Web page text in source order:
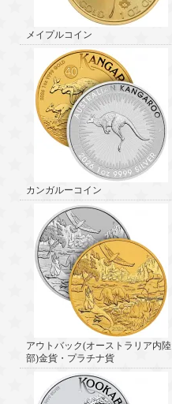
メイプルコイン
カンガルーコイン
アウトバック(オーストラリア内陸
部)金貨・プラチナ貨